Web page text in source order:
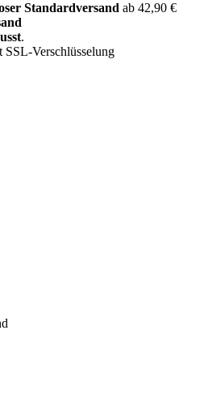
Standardversand ab 42,90 €
.
SSL-Verschlüsselung